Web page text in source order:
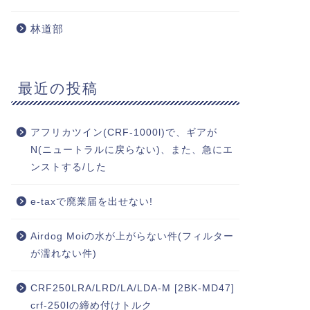
林道部
最近の投稿
アフリカツイン(CRF-1000l)で、ギアが
N(ニュートラルに戻らない)、また、急にエ
ンストする/した
e-taxで廃業届を出せない!
Airdog Moiの水が上がらない件(フィルター
が濡れない件)
CRF250LRA/LRD/LA/LDA-M [2BK-MD47]
crf-250lの締め付けトルク